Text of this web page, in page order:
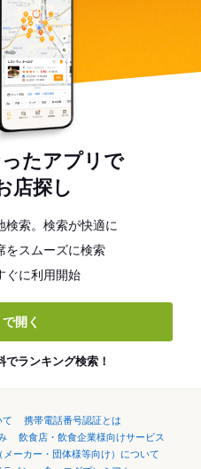
たアプリで
店探し
検索。検索が快適に
をスムーズに検索
ぐに利用開始
開く
でランキング検索！
て
携帯電話番号認証とは
飲食店・飲食企業様向けサービス
メーカー・団体様等向け）について